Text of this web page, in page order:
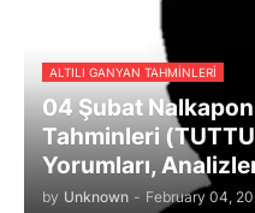
ALTILI GANYAN TAHMINLERI
04 Şubat Nalkapon
Tahminleri
Yorumları,
by Unknown - February 04,